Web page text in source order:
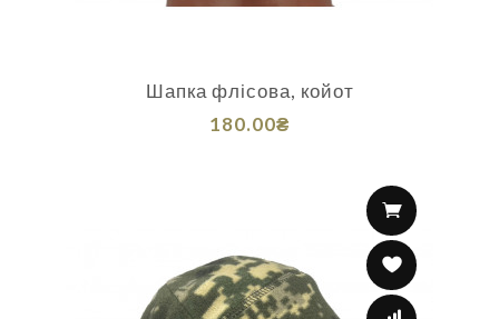
Шапка флісова, койот
180.00₴